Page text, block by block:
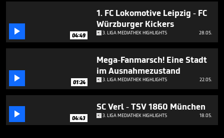
 04:49
1. FC Lokomotive Leipzig - FC
Würzburger Kickers
3. LIGA MEDIATHEK HIGHLIGHTS 28.05.
 01:24
Mega-Fanmarsch! Eine Stadt
im Ausnahmezustand
3. LIGA MEDIATHEK HIGHLIGHTS 22.05.
 04:43
SC Verl - TSV 1860 München
3. LIGA MEDIATHEK HIGHLIGHTS 18.05.